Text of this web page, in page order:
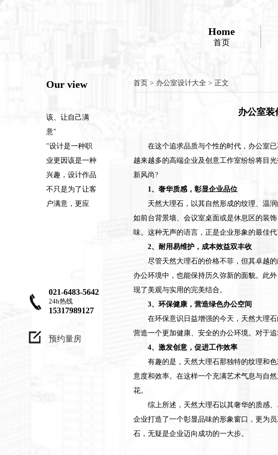
Home
首页
Our view
不只是为了让客
意"
"设计是一种职
业更因该是一种
兴趣，设计作品
不只是为了让客
户满意，更应
该、让自己满
021-6483-5642
24h热线
15317989127
预约量房
首页 > 办公室设计大全 > 正文
办公室装
在这个追求品质与个性的时代，办公室
越来越多的高端企业及创意工作室纷纷将目
新风尚?
1、奢华质感，彰显企业品位
天然大理石，以其自然形成的纹理、温
如前台背景墙、会议室桌面或是休息区的装
味。这种无声的语言，正是企业形象的最佳代
2、耐用易维护，成本效益双丰收
尽管天然大理石的价格不菲，但其卓越
办公环境中，也能保持历久弥新的面貌。此
现了美观与实用的完美结合。
3、环保健康，营造绿色办公空间
在环保意识日益增强的今天，天然大理
营造一个更加健康、安全的办公环境。对于
4、激发创意，促进工作效率
有趣的是，天然大理石那独特的纹理和
意度和效率。在这样一个充满艺术气息与自
花。
综上所述，天然大理石以其奢华的质感
企业打造了一个彰显品味的形象窗口，更为
石，无疑是企业迈向成功的一大步。